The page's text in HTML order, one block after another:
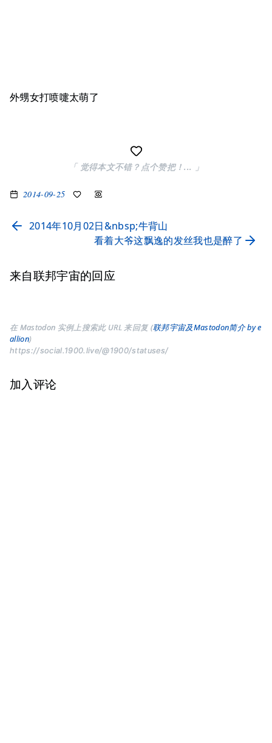
外甥女打喷嚏太萌了
「 觉得本文不错？点个赞把！... 」
2014-09-25
2014年10月02日&nbsp;牛背山
看着大爷这飘逸的发丝我也是醉了
来自联邦宇宙的回应
在 Mastodon 实例上搜索此 URL 来回复 (联邦宇宙及Mastodon简介 by e
allion)
https://social.1900.live/@1900/statuses/
加入评论